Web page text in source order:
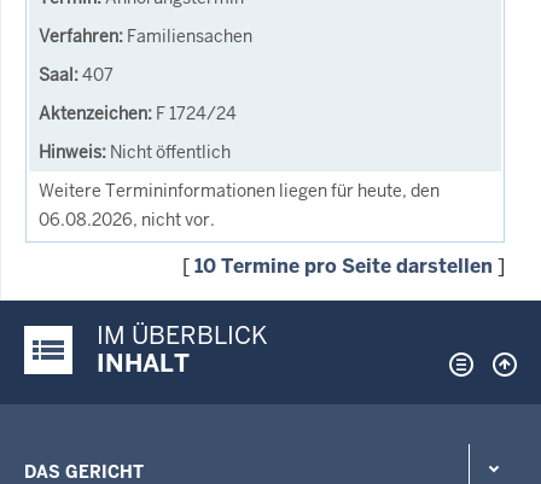
Familiensachen
407
F 1724/24
Nicht öffentlich
Weitere Termininformationen liegen für heute, den
06.08.2026, nicht vor.
[10 Termine pro Seite darstellen ]
Justiz-Portal im Überblick:
IM ÜBERBLICK
INHALT
DAS GERICHT